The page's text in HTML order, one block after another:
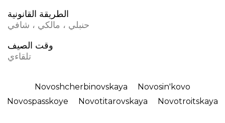
الطريقة القانونية
حنبلي ، مالكي ، شافي
وقت الصيف
تلقاءي
Novoshcherbinovskaya
Novosin'kovo
Novospasskoye
Novotitarovskaya Novotroitskaya